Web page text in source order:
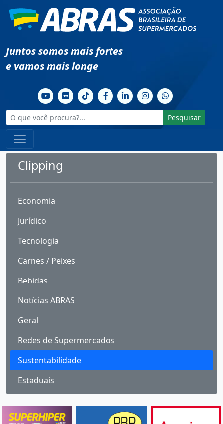
Juntos somos mais fortes
e vamos mais longe
Pesquisar
Clipping
Economia
Jurídico
Tecnologia
Carnes / Peixes
Bebidas
Notícias ABRAS
Geral
Redes de Supermercados
Sustentabilidade
Estaduais